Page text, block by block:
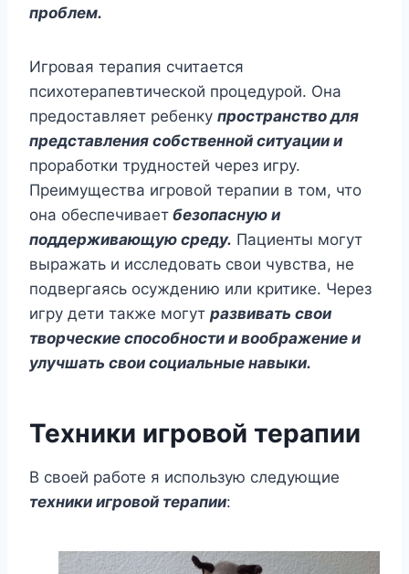
проблем.
Игровая терапия считается
психотерапевтической процедурой. Она
предоставляет ребенку пространство для
представления собственной ситуации и
проработки трудностей через игру.
Преимущества игровой терапии в том, что
она обеспечивает безопасную и
поддерживающую среду. Пациенты могут
выражать и исследовать свои чувства, не
подвергаясь осуждению или критике. Через
игру дети также могут развивать свои
творческие способности и воображение и
улучшать свои социальные навыки.
Техники игровой терапии
В своей работе я использую следующие
техники игровой терапии: